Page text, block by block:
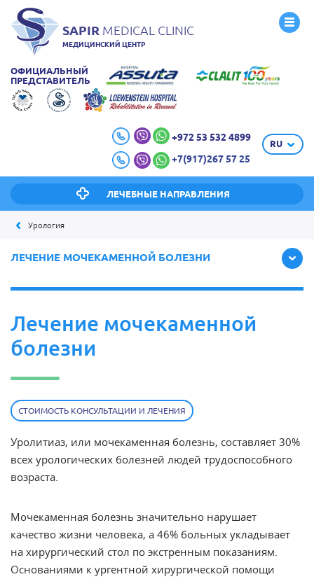
SAPIR MEDICAL CLINIC
МЕДИЦИНСКИЙ ЦЕНТР
ОФИЦИАЛЬНЫЙ
ПРЕДСТАВИТЕЛЬ
+972 53 532 4899
+7(917)267 57 25
RU
ЛЕЧЕБНЫЕ НАПРАВЛЕНИЯ
Урология
ЛЕЧЕНИЕ МОЧЕКАМЕННОЙ БОЛЕЗНИ
Лечение мочекаменной
болезни
СТОИМОСТЬ КОНСУЛЬТАЦИИ И ЛЕЧЕНИЯ
Уролитиаз, или мочекаменная болезнь, составляет 30%
всех урологических болезней людей трудоспособного
возраста.
Мочекаменная болезнь значительно нарушает
качество жизни человека, а 46% больных укладывает
на хирургический стол по экстренным показаниям.
Основаниями к ургентной хирургической помощи